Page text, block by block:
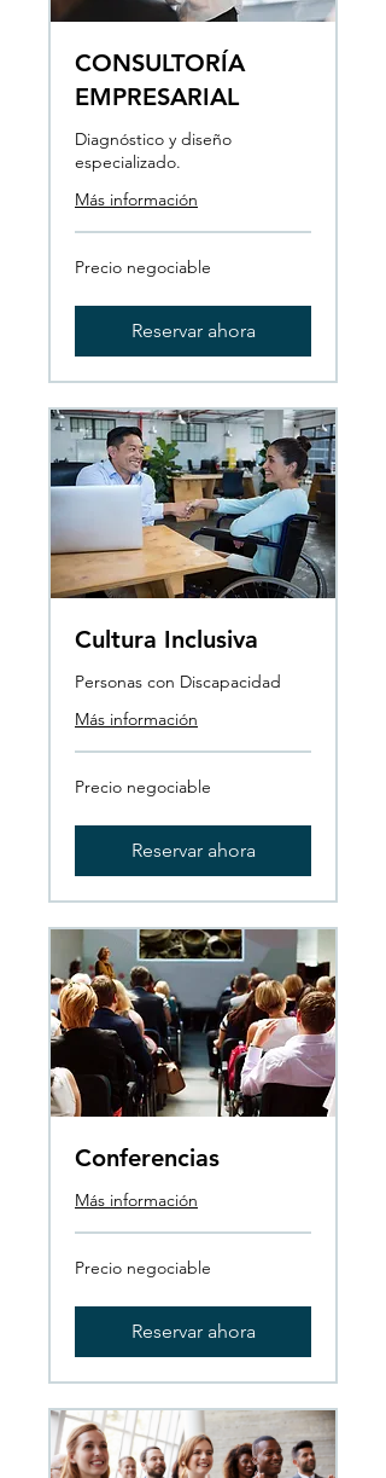
CONSULTORÍA
EMPRESARIAL
Diagnóstico y diseño
especializado.
Más información
Precio
negociable
Precio negociable
Reservar ahora
Cultura Inclusiva
Personas con Discapacidad
Más información
Precio
negociable
Precio negociable
Reservar ahora
Conferencias
Más información
Precio
negociable
Precio negociable
Reservar ahora